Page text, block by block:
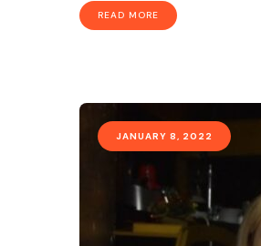
READ MORE
JANUARY 8, 2022